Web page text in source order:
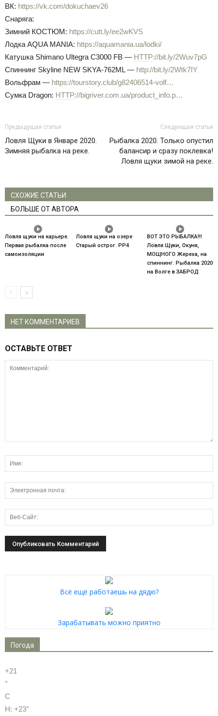
ВК: https://vk.com/dokuchaev26
Снаряга:
Зимний КОСТЮМ: https://cutt.ly/ee2wKVS
Лодка AQUA MANIA: https://aquamania.ua/lodki/
Катушка Shimano Ultegra C3000 FB — HTTP://bit.ly/2Wuv7pG
Спиннинг Skyline NEW SKYA-762ML — http://bit.ly/2Wtk7IY
Вольфрам — https://tourstory.club/g82406514-volf…
Сумка Dragon: HTTP://bigriver.com.ua/product_info.p…
Предыдущая статья
Ловля Щуки в Январе 2020.
Зимняя рыбалка на реке.
Следующая статья
Рыбалка 2020. Только опустил
балансир и сразу поклевка!
Ловля щуки зимой на реке.
СХОЖИЕ СТАТЬИ
БОЛЬШЕ ОТ АВТОРА
Ловля щуки на карьере.
Первая рыбалка после
самоизоляции
Ловля щуки на озере
Старый острог. РР4
ВОТ ЭТО РЫБАЛКА!!!
Ловля Щуки, Окуня,
МОЩНОГО Жереха, на
спиннинг. Рыбалка 2020
на Волге в ЗАБРОД
НЕТ КОММЕНТАРИЕВ
ОСТАВЬТЕ ОТВЕТ
Всё ещё работаешь на дядю?
Зарабатывать можно приятно
Погода
+21
°
C
H: +23°